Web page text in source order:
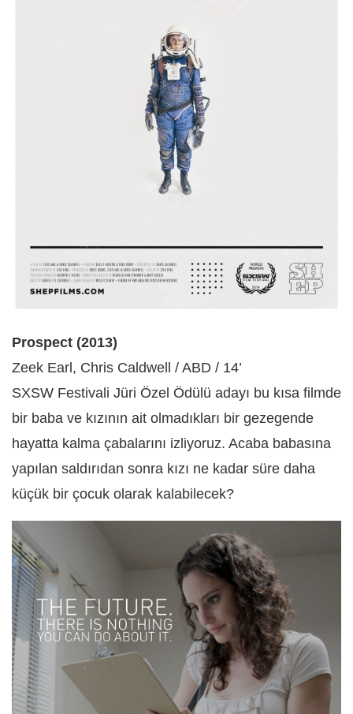
Prospect (2013)
Zeek Earl, Chris Caldwell / ABD / 14’
SXSW Festivali Jüri Özel Ödülü adayı bu kısa filmde
bir baba ve kızının ait olmadıkları bir gezegende
hayatta kalma çabalarını izliyoruz. Acaba babasına
yapılan saldırıdan sonra kızı ne kadar süre daha
küçük bir çocuk olarak kalabilecek?